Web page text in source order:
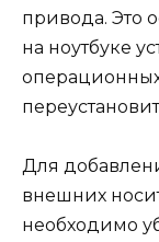
привода. Это
на ноутбуке
Для
внешних
необходимо